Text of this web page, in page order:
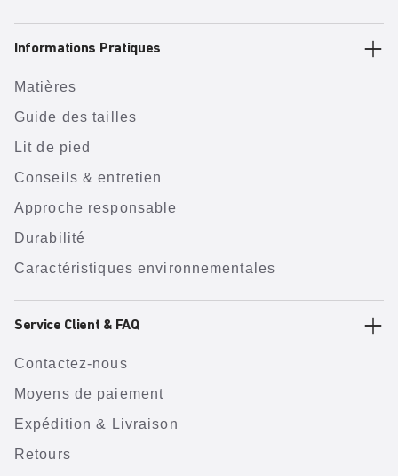
Informations Pratiques
Matières
Guide des tailles
Lit de pied
Conseils & entretien
Approche responsable
Durabilité
Caractéristiques environnementales
Service Client & FAQ
Contactez-nous
Moyens de paiement
Expédition & Livraison
Retours